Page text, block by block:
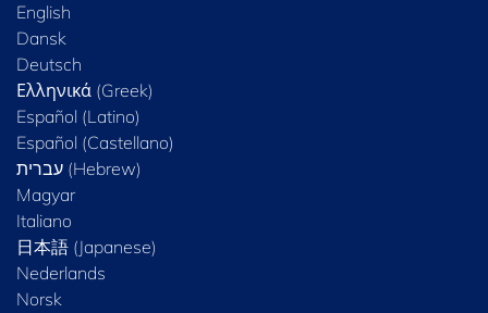
English
Dansk
Deutsch
Ελληνικά (Greek)
Español (Latino)
Español (Castellano)
Magyar
Italiano
日本語 (Japanese)
Nederlands
Norsk